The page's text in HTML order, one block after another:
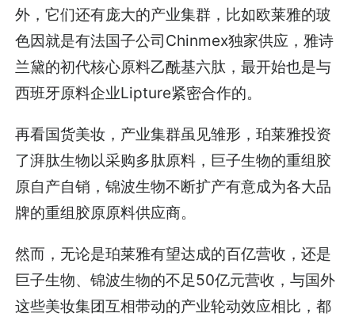
外，它们还有庞大的产业集群，比如欧莱雅的玻
色因就是有法国子公司Chinmex独家供应，雅诗
兰黛的初代核心原料乙酰基六肽，最开始也是与
西班牙原料企业Lipture紧密合作的。
再看国货美妆，产业集群虽见雏形，珀莱雅投资
了湃肽生物以采购多肽原料，巨子生物的重组胶
原自产自销，锦波生物不断扩产有意成为各大品
牌的重组胶原原料供应商。
然而，无论是珀莱雅有望达成的百亿营收，还是
巨子生物、锦波生物的不足50亿元营收，与国外
这些美妆集团互相带动的产业轮动效应相比，都